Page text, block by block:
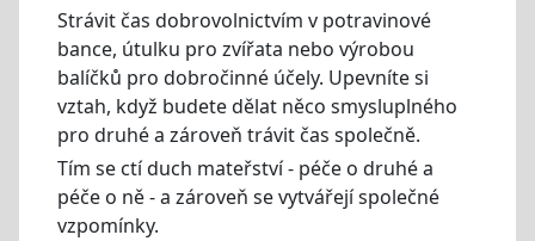
Strávit čas dobrovolnictvím v potravinové
bance, útulku pro zvířata nebo výrobou
balíčků pro dobročinné účely. Upevníte si
vztah, když budete dělat něco smysluplného
pro druhé a zároveň trávit čas společně.
Tím se ctí duch mateřství - péče o druhé a
péče o ně - a zároveň se vytvářejí společné
vzpomínky.